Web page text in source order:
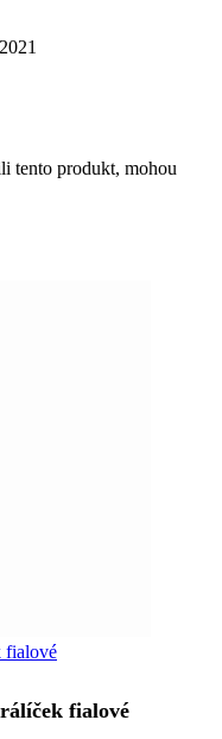
tento produkt, mohou
fialové